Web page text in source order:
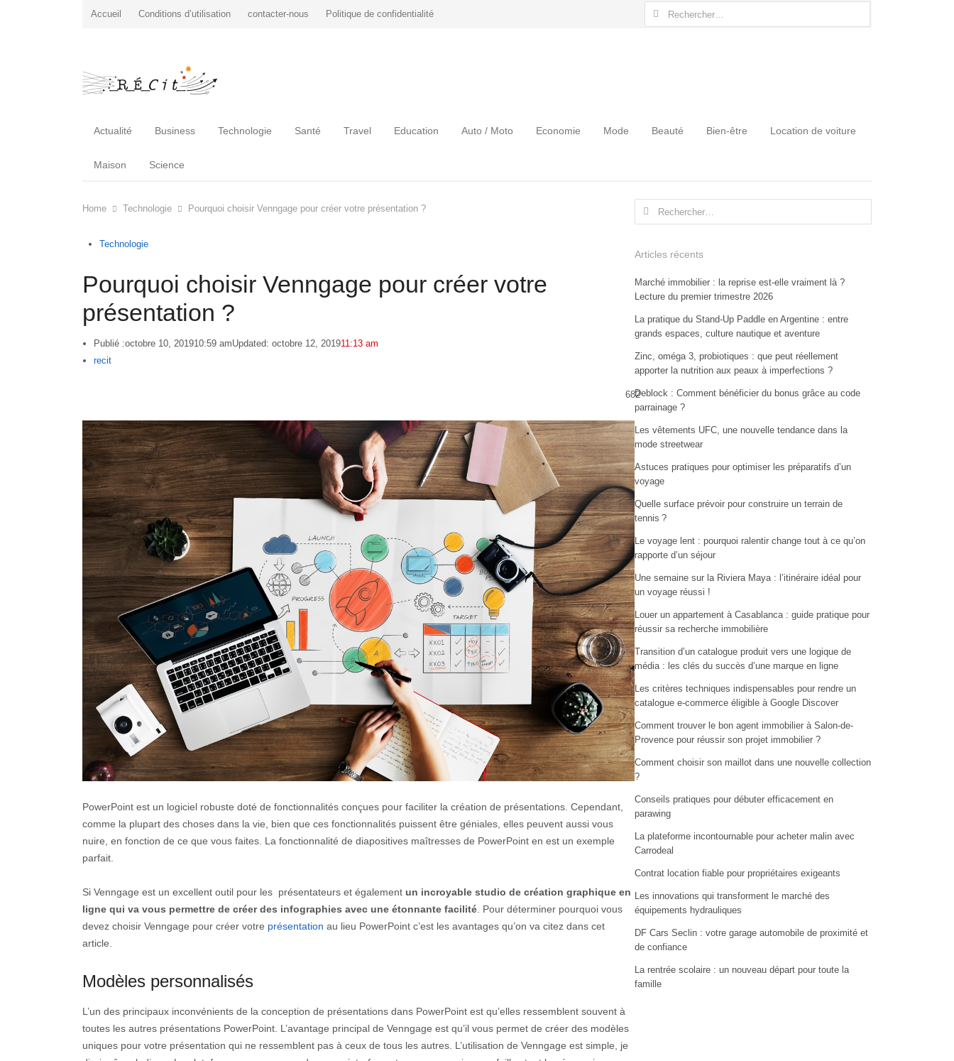
Accueil Conditions d’utilisation contacter-nous Politique de confidentialité Rechercher :
Actualité Business Technologie Santé Travel Education Auto / Moto Economie Mode Beauté Bien-être Location de voiture
Maison Science
Home Technologie Pourquoi choisir Venngage pour créer votre présentation ?
Technologie
Pourquoi choisir Venngage pour créer votre
présentation ?
Publié :octobre 10, 201910:59 amUpdated: octobre 12, 201911:13 am
Author
recit
682
PowerPoint est un logiciel robuste doté de fonctionnalités conçues pour faciliter la création de présentations. Cependant,
comme la plupart des choses dans la vie, bien que ces fonctionnalités puissent être géniales, elles peuvent aussi vous
nuire, en fonction de ce que vous faites. La fonctionnalité de diapositives maîtresses de PowerPoint en est un exemple
parfait.
Si Venngage est un excellent outil pour les présentateurs et également un incroyable studio de création graphique en
ligne qui va vous permettre de créer des infographies avec une étonnante facilité . Pour déterminer pourquoi vous
devez choisir Venngage pour créer votre présentation au lieu PowerPoint c’est les avantages qu’on va citez dans cet
article.
Modèles personnalisés
L’un des principaux inconvénients de la conception de présentations dans PowerPoint est qu’elles ressemblent souvent à
toutes les autres présentations PowerPoint. L’avantage principal de Venngage est qu’il vous permet de créer des modèles
uniques pour votre présentation qui ne ressemblent pas à ceux de tous les autres. L’utilisation de Venngage est simple, je
Rechercher :
Articles récents
Marché immobilier : la reprise est-elle vraiment là ?
Lecture du premier trimestre 2026
La pratique du Stand-Up Paddle en Argentine : entre
grands espaces, culture nautique et aventure
Zinc, oméga 3, probiotiques : que peut réellement
apporter la nutrition aux peaux à imperfections ?
Deblock : Comment bénéficier du bonus grâce au code
parrainage ?
Les vêtements UFC, une nouvelle tendance dans la
mode streetwear
Astuces pratiques pour optimiser les préparatifs d’un
voyage
Quelle surface prévoir pour construire un terrain de
tennis ?
Le voyage lent : pourquoi ralentir change tout à ce qu’on
rapporte d’un séjour
Une semaine sur la Riviera Maya : l’itinéraire idéal pour
un voyage réussi !
Louer un appartement à Casablanca : guide pratique pour
réussir sa recherche immobilière
Transition d’un catalogue produit vers une logique de
média : les clés du succès d’une marque en ligne
Les critères techniques indispensables pour rendre un
catalogue e-commerce éligible à Google Discover
Comment trouver le bon agent immobilier à Salon-de-
Provence pour réussir son projet immobilier ?
Comment choisir son maillot dans une nouvelle collection
?
Conseils pratiques pour débuter efficacement en
parawing
La plateforme incontournable pour acheter malin avec
Carrodeal
Contrat location fiable pour propriétaires exigeants
Les innovations qui transforment le marché des
équipements hydrauliques
DF Cars Seclin : votre garage automobile de proximité et
de confiance
La rentrée scolaire : un nouveau départ pour toute la
famille